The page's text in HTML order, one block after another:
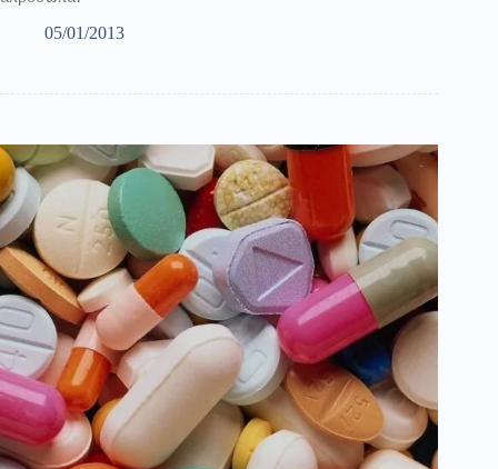
05/01/2013